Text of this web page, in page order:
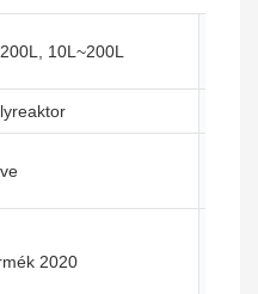
10L~200L
2020